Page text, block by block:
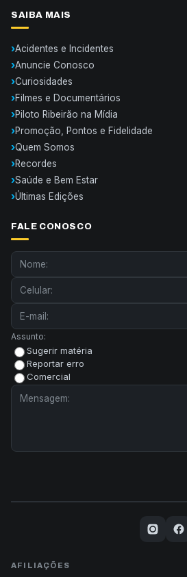
SAIBA MAIS
Acidentes e Incidentes
Anuncie Conosco
Curiosidades
Filmes e Documentários
Piloto Ribeirão na Mídia
Promoção, Pontos e Fidelidade
Quem Somos
Recordes
Saúde e Bem Estar
Últimas Edições
FALE CONOSCO
Assunto:
Sugerir matéria
Reportar erro
Comercial
AFILIAÇÕES